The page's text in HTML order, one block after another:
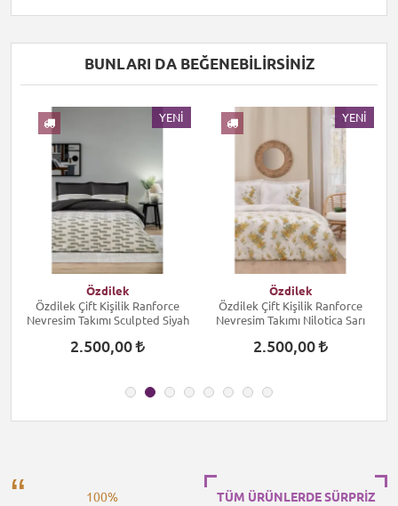
BUNLARI DA BEĞENEBILIRSINIZ
YENI
Özdilek
Özdilek Çift Kişilik Ranforce
Nevresim Takımı Sculpted Siyah
2.500,00
YENI
Özdilek
Özdilek Çift Kişilik Ranforce
Nevresim Takımı Nilotica Sarı
2.500,00
100%
TÜM ÜRÜNLERDE SÜRPRİZ